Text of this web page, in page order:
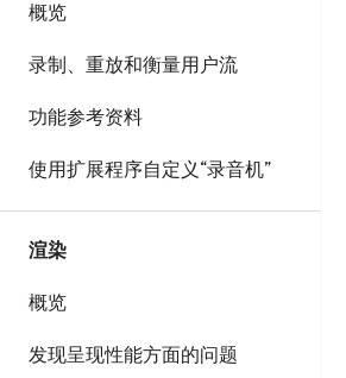
概览
录制、重放和衡量用户流
功能参考资料
使用扩展程序自定义“录音机”
渲染
概览
发现呈现性能方面的问题